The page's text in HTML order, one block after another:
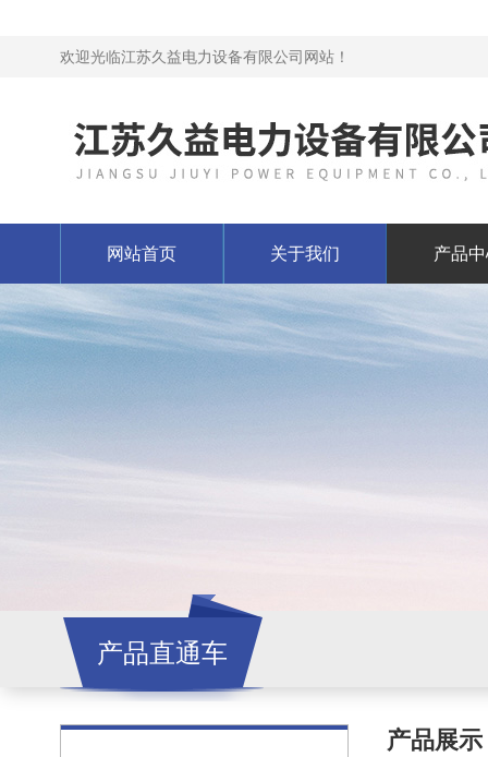
欢迎光临江苏久益电力设备有限公司网站！
网站首页 关于我们 产品
产品直通车
产品展示